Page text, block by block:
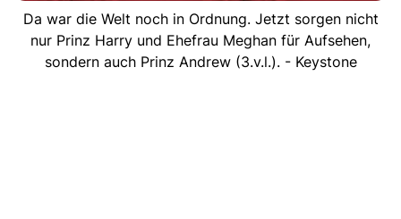
Da war die Welt noch in Ordnung. Jetzt sorgen nicht
nur Prinz Harry und Ehefrau Meghan für Aufsehen,
sondern auch Prinz Andrew (3.v.l.). - Keystone